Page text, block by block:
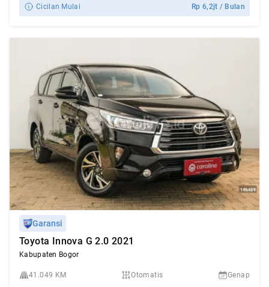
Cicilan Mulai Rp6,2jt / Bulan
Garansi
Toyota Innova G 2.0 2021
Kabupaten Bogor
41.049 KM Otomatis Genap